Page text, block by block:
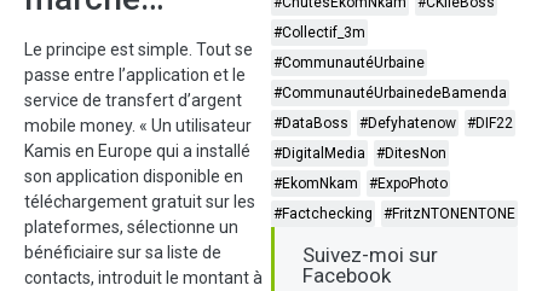
Le principe est simple. Tout se
passe entre l’application et le
service de transfert d’argent
mobile money. « Un utilisateur
Kamis en Europe qui a installé
son application disponible en
téléchargement gratuit sur les
plateformes, sélectionne un
bénéficiaire sur sa liste de
contacts, introduit le montant à
#Collectif_3m
#CommunautéUrbaine
#CommunautéUrbainedeBamenda
#DataBoss
#Defyhatenow
#DIF22
#DigitalMedia
#DitesNon
#EkomNkam
#ExpoPhoto
#Factchecking
#FritzNTONENTONE
Suivez-moi sur
Facebook